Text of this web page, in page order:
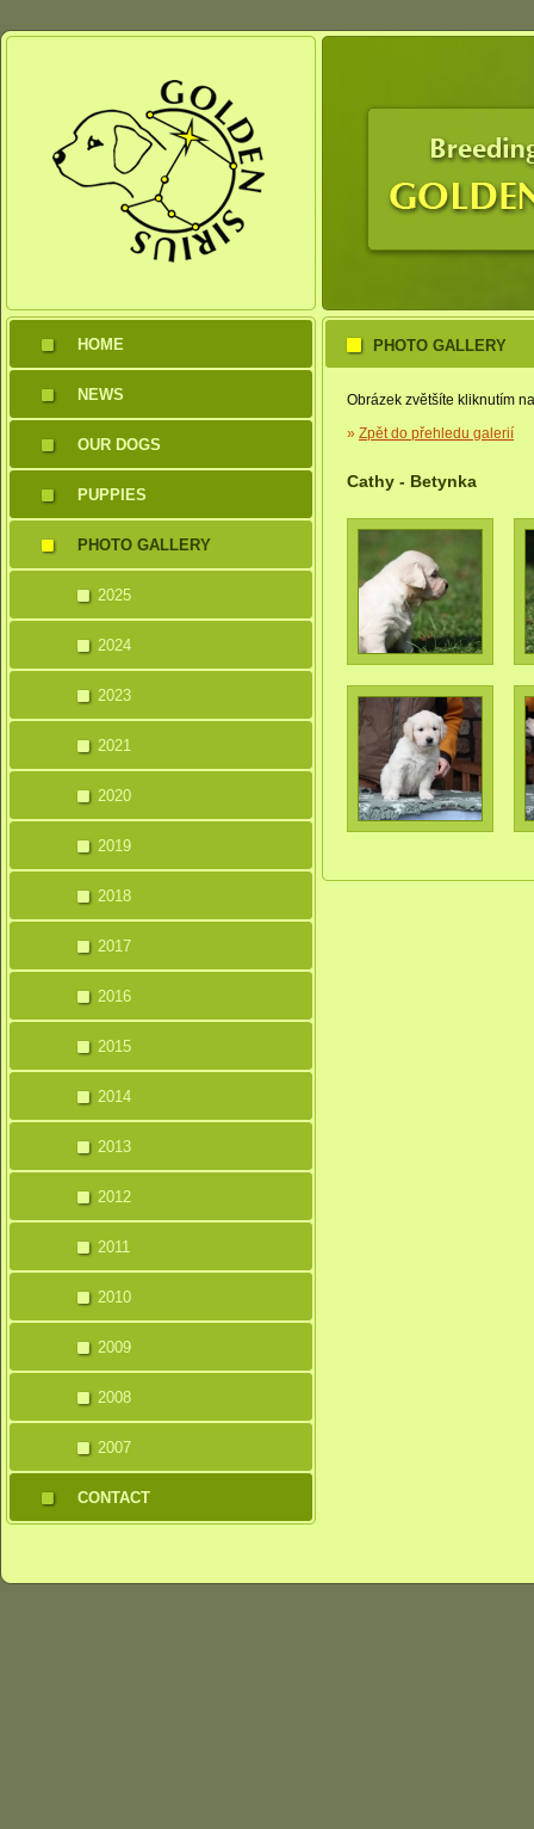
HOME
NEWS
OUR DOGS
PUPPIES
PHOTO GALLERY
2025
2024
2023
2021
2020
2019
2018
2017
2016
2015
2014
2013
2012
2011
2010
2009
2008
2007
CONTACT
PHOTO GALLERY
Obrázek zvětšíte kliknutím
» Zpět do přehledu galerií
Cathy - Betynka